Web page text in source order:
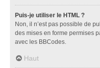
Puis-je utiliser le HTML ?
Non, il n’est pas possible de
des mises en forme permises
avec les BBCodes.
Haut